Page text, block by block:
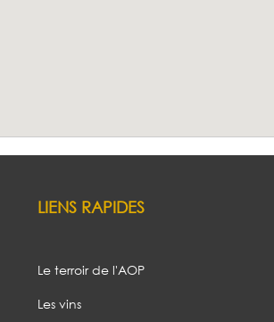
LIENS RAPIDES
Le terroir de l'AOP
Les vins